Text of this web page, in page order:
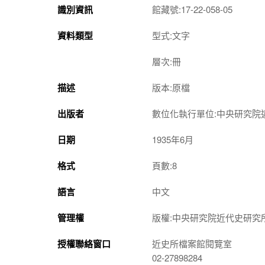
識別資訊 館藏號:17-22-058-05
資料類型 型式:文字
層次:冊
描述 版本:原檔
出版者 數位化執行單位:中央研究院
日期 1935年6月
格式 頁數:8
語言 中文
管理權 版權:中央研究院近代史研究
授權聯絡窗口
近史所檔案館閱覽室
02-27898284